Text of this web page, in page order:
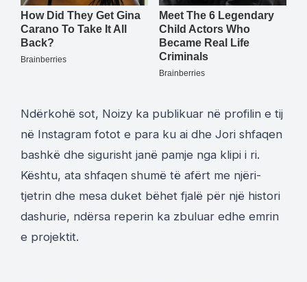
Ndërkohë sot, Noizy ka publikuar në profilin e tij
në Instagram fotot e para ku ai dhe Jori shfaqen
bashkë dhe sigurisht janë pamje nga klipi i ri.
Kështu, ata shfaqen shumë të afërt me njëri-
tjetrin dhe mesa duket bëhet fjalë për një histori
dashurie, ndërsa reperin ka zbuluar edhe emrin
e projektit.